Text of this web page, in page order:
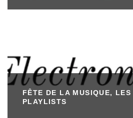
FÊTE DE LA MUSIQUE,
PLAYLISTS